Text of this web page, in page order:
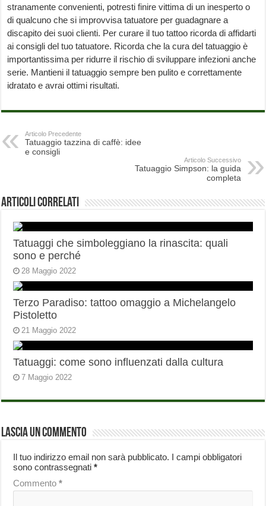
stranamente convenienti, potresti finire vittima di un inesperto o
di qualcuno che si improvvisa tatuatore per guadagnare a
discapito dei suoi clienti. Per curare il tuo tattoo ricorda di affidarti
ai consigli del tuo tatuatore. Ricorda che la cura del tatuaggio è
importantissima per ridurre il rischio di sviluppare infezioni anche
serie. Mantieni il tatuaggio sempre ben pulito e correttamente
idratato e avrai ottimi risultati.
Articolo Precedente
Tatuaggio tazzina di caffè: idee
e consigli
Articolo Successivo
Tatuaggio Simpson: la guida
completa
Articoli correlati
Tatuaggi che simboleggiano la rinascita: quali
sono e perché
28 Maggio 2022
Terzo Paradiso: tattoo omaggio a Michelangelo
Pistoletto
21 Maggio 2022
Tatuaggi: come sono influenzati dalla cultura
7 Maggio 2022
Lascia un commento
Il tuo indirizzo email non sarà pubblicato. I campi obbligatori
sono contrassegnati*
Commento*